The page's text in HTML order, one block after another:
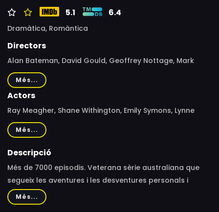
5.1 6.4
Dramàtica, Romàntica
Directors
Alan Bateman, David Gould, Geoffrey Nottage, Mark
Piper, Danny Raco, Scott Hartford-Davis, Tina Butler,
Michael Ailwood
Més...
Actors
Ray Meagher, Shane Withington, Emily Symons, Lynne
McGranger, Ada Nicodemou, James Stewart, Emily Weir,
Ethan Browne, Georgie Parker, Nicholas Cartwright,
Jacqui Purvis, Matt Evans, Luke Van Os, Kirsty Marillier,
Adam Rowland, Kyle Shilling
Més...
Descripció
Més de 7000 episodis. Veterana sèrie australiana que
segueix les aventures i les desventures personals i
professionals d'un grup de persones residents a
Summer Bay, una petita ciutat costanera de New South
Més...